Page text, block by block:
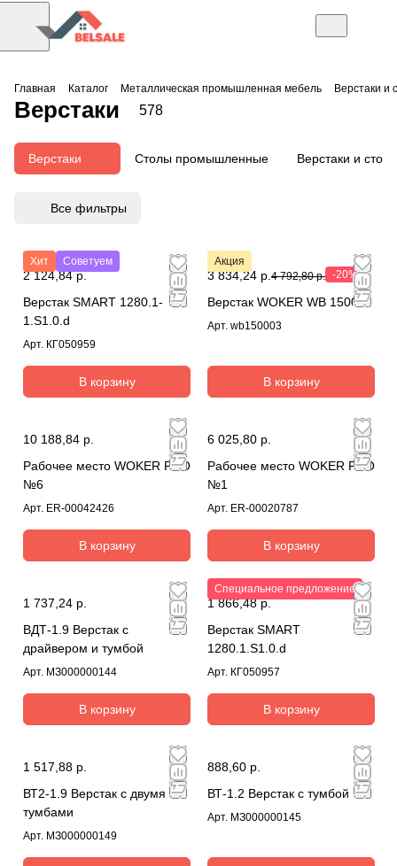
Главная Каталог Металлическая промышленная мебель Верстаки и
Верстаки 578
Верстаки Столы промышленные Верстаки и
Все фильтры
Хит Советуем
2 124,84 р.
Верстак SMART 1280.1-
1.S1.0.d
Арт. КГ050959
В корзину
Акция
3 834,24 р. 4 792,80 р. -20%
Верстак WOKER WB 1500/3
Арт. wb150003
В корзину
10 188,84 р.
Рабочее место WOKER PRO
№6
Арт. ER-00042426
В корзину
6 025,80 р.
Рабочее место WOKER PRO
№1
Арт. ER-00020787
В корзину
1 737,24 р.
ВДТ-1.9 Верстак с
драйвером и тумбой
Арт. МЗ000000144
В корзину
Специальное предложение
1 866,48 р.
Верстак SMART
1280.1.S1.0.d
Арт. КГ050957
В корзину
1 517,88 р.
ВТ2-1.9 Верстак с двумя
тумбами
Арт. МЗ000000149
888,60 р.
ВТ-1.2 Верстак с тумбой
Арт. МЗ000000145